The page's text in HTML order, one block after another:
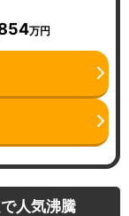
万円
人気沸騰